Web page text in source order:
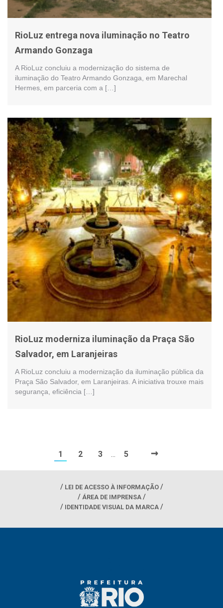
RioLuz entrega nova iluminação no Teatro
Armando Gonzaga
A RioLuz concluiu a modernização do sistema de
iluminação do Teatro Armando Gonzaga, em Marechal
Hermes, em parceria com a […]
RioLuz moderniza iluminação da Praça São
Salvador, em Laranjeiras
A RioLuz concluiu a modernização da iluminação pública da
Praça São Salvador, em Laranjeiras. A iniciativa trouxe mais
segurança, eficiência […]
1 2 3 … 5 →
LEI DE ACESSO À INFORMAÇÃO
ÁREA DE IMPRENSA
IDENTIDADE VISUAL DA MARCA